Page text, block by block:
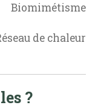
Biomimétisme
de chaleur
?